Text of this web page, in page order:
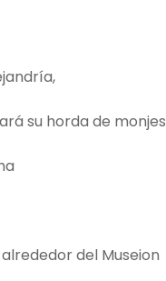
su horda de monjes
del Museion